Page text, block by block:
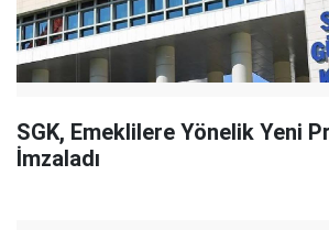
SGK, Emeklilere Yönelik Yeni
İmzaladı